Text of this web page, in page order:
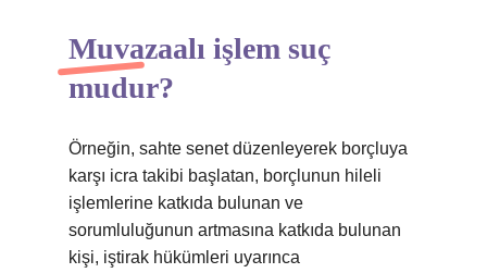
Muvazaalı işlem suç
mudur?
Örneğin, sahte senet düzenleyerek borçluya
karşı icra takibi başlatan, borçlunun hileli
işlemlerine katkıda bulunan ve
sorumluluğunun artmasına katkıda bulunan
kişi, iştirak hükümleri uyarınca